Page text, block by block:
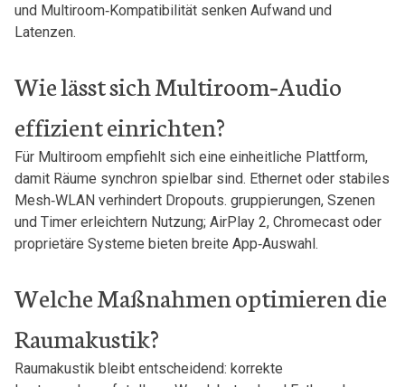
und Multiroom‑Kompatibilität senken Aufwand‌ und
Latenzen.
Wie lässt sich⁣ Multiroom‑Audio‍
effizient einrichten?
Für Multiroom empfiehlt⁣ sich eine einheitliche ​Plattform,
damit Räume synchron spielbar sind. Ethernet oder stabiles
Mesh‑WLAN verhindert Dropouts. gruppierungen, Szenen
und Timer erleichtern Nutzung; AirPlay 2, Chromecast oder
proprietäre Systeme⁣ bieten breite App‑Auswahl.
Welche Maßnahmen optimieren die
⁤Raumakustik?
Raumakustik⁤ bleibt entscheidend: korrekte